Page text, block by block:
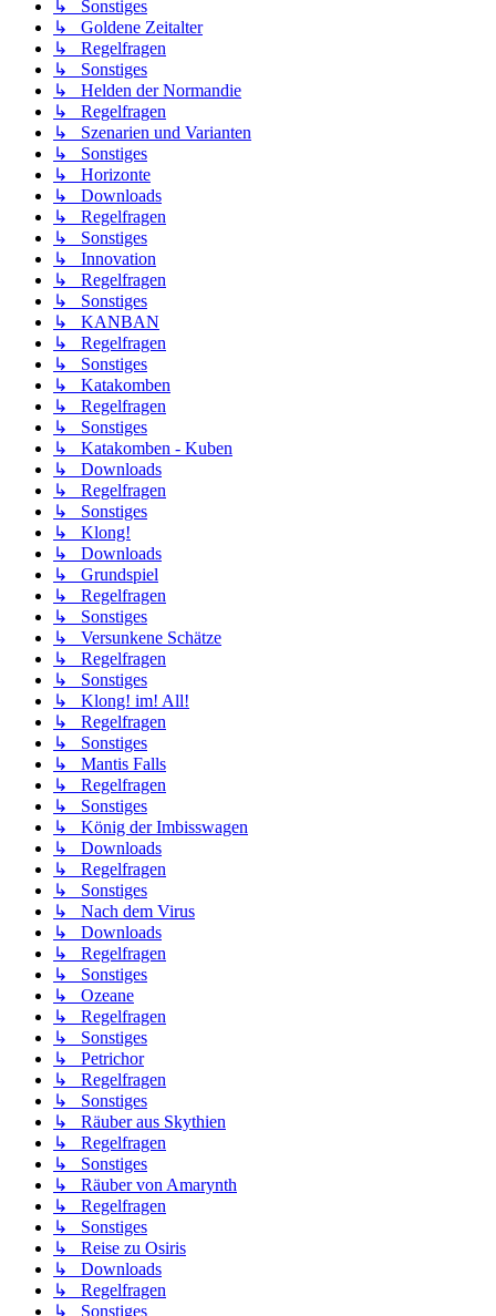
↳ Sonstiges
↳ Goldene Zeitalter
↳ Regelfragen
↳ Sonstiges
↳ Helden der Normandie
↳ Regelfragen
↳ Szenarien und Varianten
↳ Sonstiges
↳ Horizonte
↳ Downloads
↳ Regelfragen
↳ Sonstiges
↳ Innovation
↳ Regelfragen
↳ Sonstiges
↳ KANBAN
↳ Regelfragen
↳ Sonstiges
↳ Katakomben
↳ Regelfragen
↳ Sonstiges
↳ Katakomben - Kuben
↳ Downloads
↳ Regelfragen
↳ Sonstiges
↳ Klong!
↳ Downloads
↳ Grundspiel
↳ Regelfragen
↳ Sonstiges
↳ Versunkene Schätze
↳ Regelfragen
↳ Sonstiges
↳ Klong! im! All!
↳ Regelfragen
↳ Sonstiges
↳ Mantis Falls
↳ Regelfragen
↳ Sonstiges
↳ König der Imbisswagen
↳ Downloads
↳ Regelfragen
↳ Sonstiges
↳ Nach dem Virus
↳ Downloads
↳ Regelfragen
↳ Sonstiges
↳ Ozeane
↳ Regelfragen
↳ Sonstiges
↳ Petrichor
↳ Regelfragen
↳ Sonstiges
↳ Räuber aus Skythien
↳ Regelfragen
↳ Sonstiges
↳ Räuber von Amarynth
↳ Regelfragen
↳ Sonstiges
↳ Reise zu Osiris
↳ Downloads
↳ Regelfragen
↳ Sonstiges